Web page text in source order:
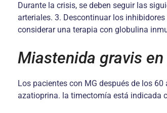
Durante la crisis, se deben seguir las
arteriales. 3. Descontinuar los
considerar una terapia con globulina
Miastenida gravis
Los pacientes con MG después de los
azatioprina. la timectomía está indicada